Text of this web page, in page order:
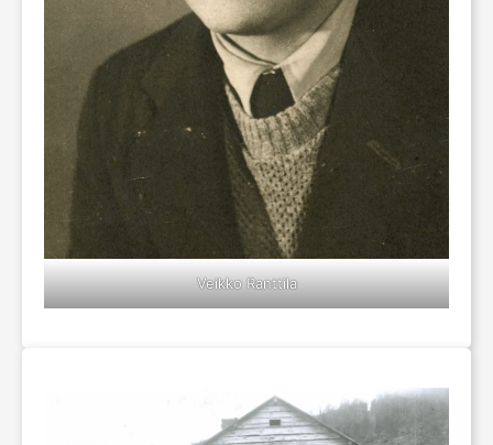
Veikko Ranttila